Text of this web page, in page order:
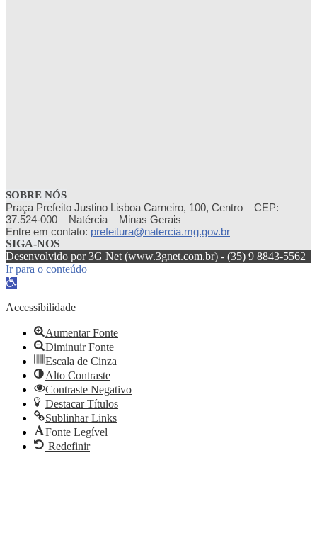
SOBRE NÓS
Praça Prefeito Justino Lisboa Carneiro, 100, Centro – CEP:
37.524-000 – Natércia – Minas Gerais
Entre em contato: prefeitura@natercia.mg.gov.br
SIGA-NOS
Desenvolvido por 3G Net (www.3gnet.com.br) - (35) 9 8843-5562
Ir para o conteúdo
Abrir
barra
ferramentas
Accessibilidade
Aumentar Fonte
Diminuir Fonte
Escala de Cinza
Alto Contraste
Contraste Negativo
Destacar Títulos
Sublinhar Links
Fonte Legível
Redefinir